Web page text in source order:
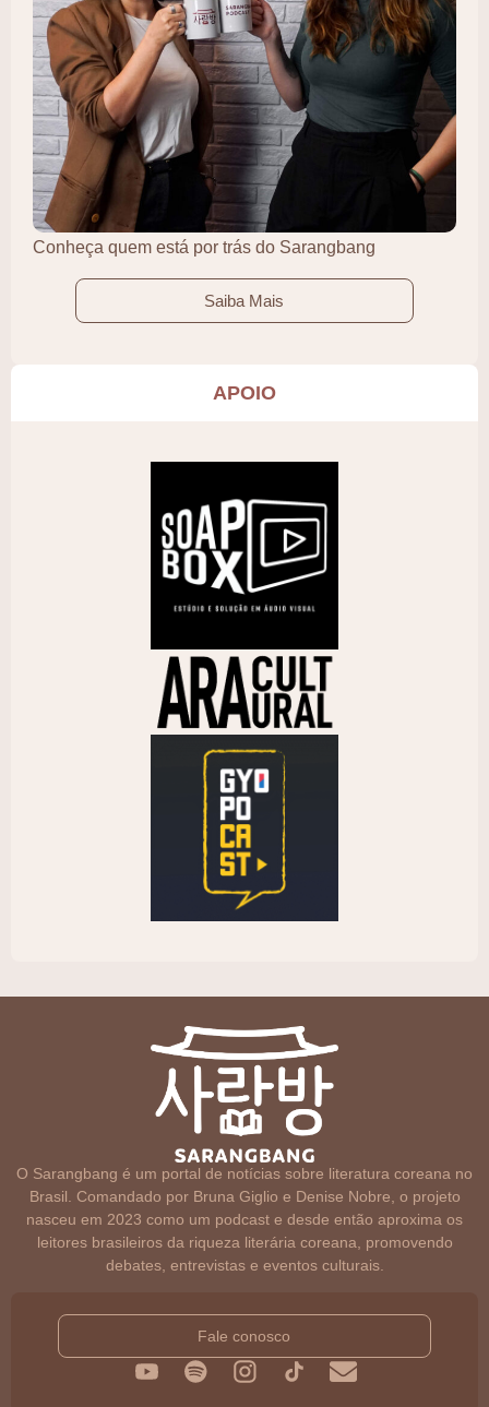
Conheça quem está por trás do Sarangbang
Saiba Mais
APOIO
O Sarangbang é um portal de notícias sobre literatura coreana no
Brasil. Comandado por Bruna Giglio e Denise Nobre, o projeto
nasceu em 2023 como um podcast e desde então aproxima os
leitores brasileiros da riqueza literária coreana, promovendo
debates, entrevistas e eventos culturais.
Fale conosco